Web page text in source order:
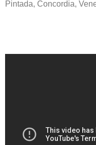
Pintada, Concordia,